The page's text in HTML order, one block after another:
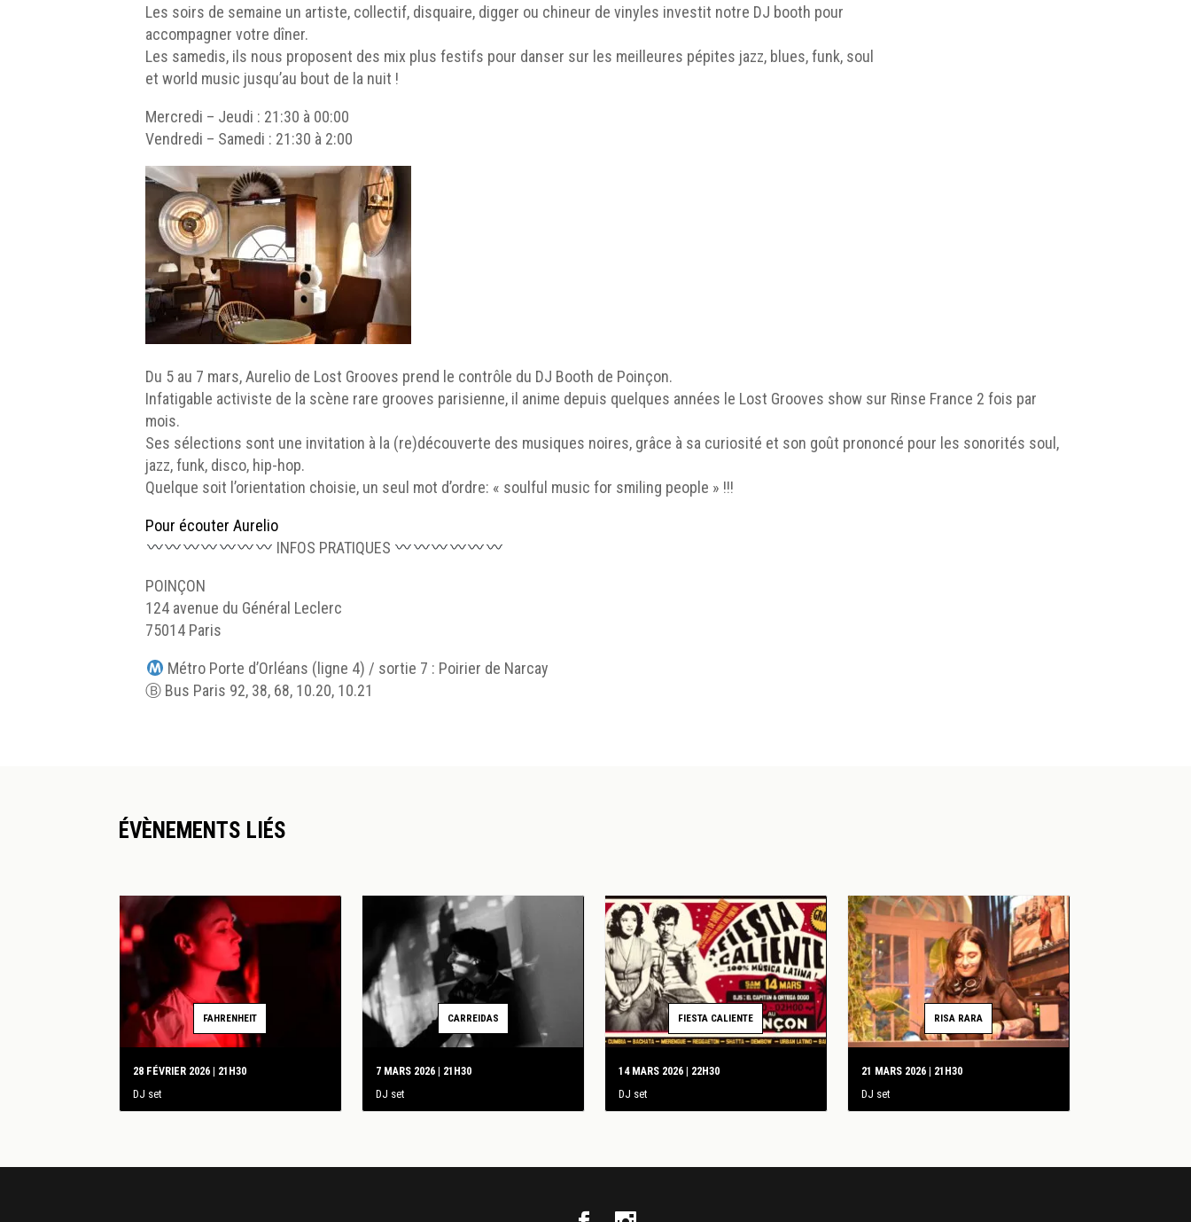
Les soirs de semaine un artiste, collectif, disquaire, digger ou chineur de vinyles investit notre DJ booth pour
accompagner votre dîner.
Les samedis, ils nous proposent des mix plus festifs pour danser sur les meilleures pépites jazz, blues, funk, soul
et world music jusqu’au bout de la nuit !
Mercredi – Jeudi : 21:30 à 00:00
Vendredi – Samedi : 21:30 à 2:00
Du 5 au 7 mars, Aurelio de Lost Grooves prend le contrôle du DJ Booth de Poinçon.
Infatigable activiste de la scène rare grooves parisienne, il anime depuis quelques années le Lost Grooves show sur Rinse France 2 fois par
mois.
Ses sélections sont une invitation à la (re)découverte des musiques noires, grâce à sa curiosité et son goût prononcé pour les sonorités soul,
jazz, funk, disco, hip-hop.
Quelque soit l’orientation choisie, un seul mot d’ordre: « soulful music for smiling people » !!!
Pour écouter Aurelio
INFOS PRATIQUES
POINÇON
124 avenue du Général Leclerc
75014 Paris
Métro Porte d’Orléans (ligne 4) / sortie 7 : Poirier de Narcay
Ⓑ Bus Paris 92, 38, 68, 10.20, 10.21
ÉVÈNEMENTS LIÉS
FAHRENHEIT
28 FÉVRIER 2026 | 21H30
DJ set
CARREIDAS
7 MARS 2026 | 21H30
DJ set
FIESTA CALIENTE
14 MARS 2026 | 22H30
DJ set
RISA RARA
21 MARS 2026 | 21H30
DJ set